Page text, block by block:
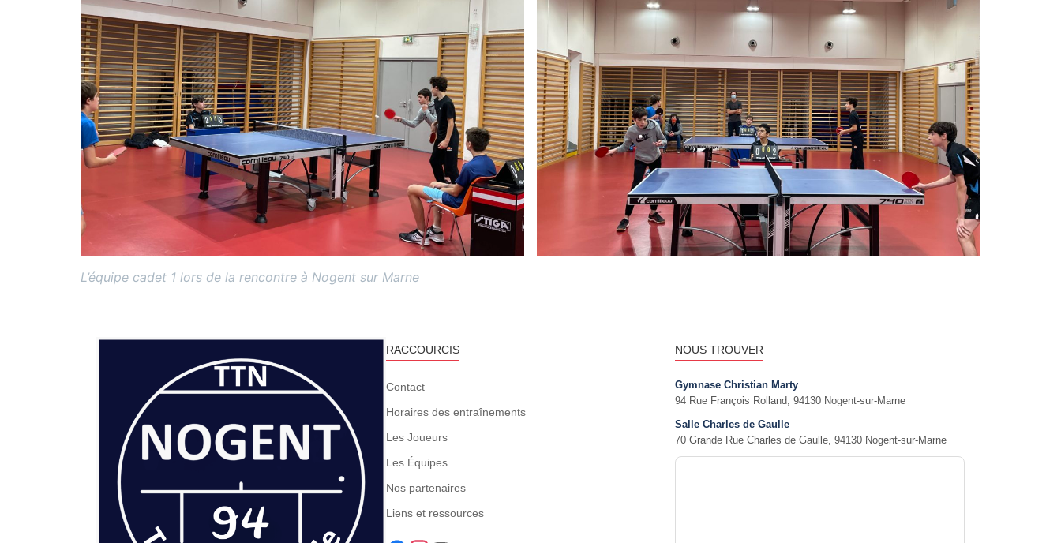
L’équipe cadet 1 lors de la rencontre à Nogent sur Marne
RACCOURCIS
Contact
Horaires des entraînements
Les Joueurs
Les Équipes
Nos partenaires
Liens et ressources
NOUS TROUVER
Gymnase Christian Marty
94 Rue François Rolland, 94130 Nogent-sur-Marne
Salle Charles de Gaulle
70 Grande Rue Charles de Gaulle, 94130 Nogent-sur-Marne